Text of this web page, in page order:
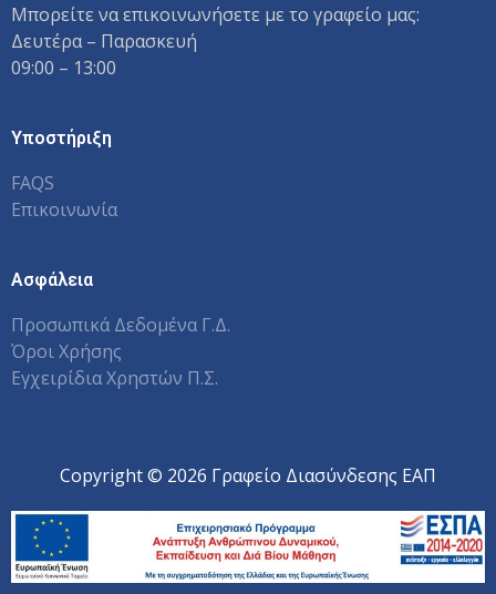
Μπορείτε να επικοινωνήσετε με το γραφείο μας:
Δευτέρα – Παρασκευή
09:00 – 13:00
Υποστήριξη
FAQS
Επικοινωνία
Ασφάλεια
Προσωπικά Δεδομένα Γ.Δ.
Όροι Χρήσης
Εγχειρίδια Χρηστών Π.Σ.
Copyright © 2026 Γραφείο Διασύνδεσης ΕΑΠ